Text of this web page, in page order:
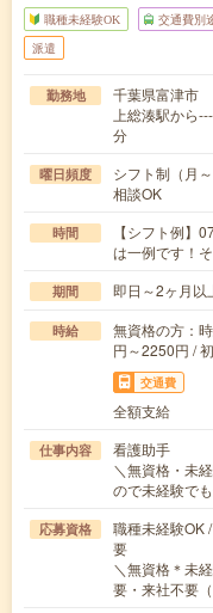
職種未経験OK 交通費別
派遣
勤務地
千葉県富津市
上総湊駅から
分
曜日頻度
シフト制（月
相談OK
時間
【シフト例】
は一例です！
期間 即日～2ヶ月以
時給
無資格の方：
円～2250円 /
交通費
全額支給
仕事内容
看護助手
＼無資格・未
ので未経験で
応募資格
職種未経験OK
要
＼無資格＊未
要・来社不要